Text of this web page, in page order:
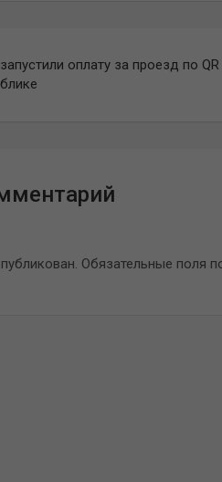
оплату за проезд по QR
Обязательные поля